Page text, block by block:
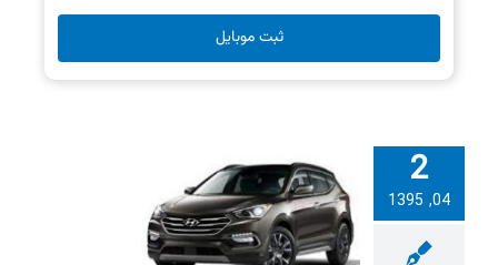
2
04, 1395سازی
کیلومتر
با دیاگ جی
ثبت موبایل